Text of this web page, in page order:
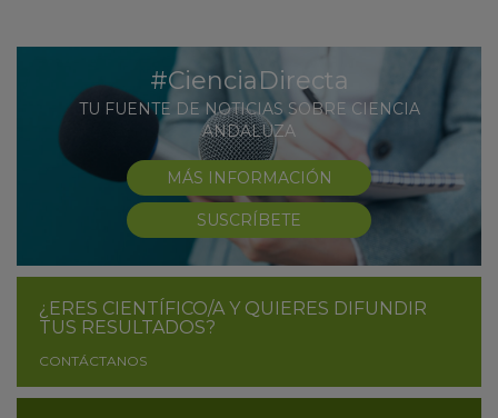
#CienciaDirecta
TU FUENTE DE NOTICIAS SOBRE CIENCIA
ANDALUZA
MÁS INFORMACIÓN
SUSCRÍBETE
¿ERES CIENTÍFICO/A Y QUIERES DIFUNDIR
TUS RESULTADOS?
CONTÁCTANOS